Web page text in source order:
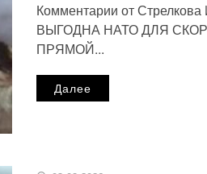
со спамом.Узнайте, как
и обработку персональных
Комментарии от
ВЫГОДНА НАТО ДЛЯ
ПРЯМОЙ...
Далее